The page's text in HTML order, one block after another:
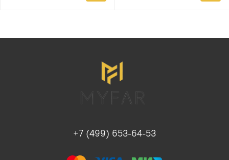
+7 (499) 653-64-53